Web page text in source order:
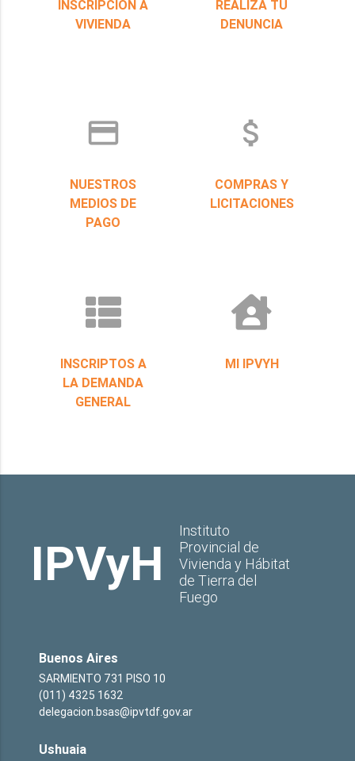
INSCRIPCIÓN A
VIVIENDA
REALIZÁ TU
DENUNCIA
credit_card
NUESTROS
MEDIOS DE
PAGO
attach_money
COMPRAS Y
LICITACIONES
INSCRIPTOS A
LA DEMANDA
GENERAL
MI IPVYH
IPVyH
Instituto
Provincial de
Vivienda y Hábitat
de Tierra del
Fuego
Buenos Aires
SARMIENTO 731 PISO 10
(011) 4325 1632
delegacion.bsas@ipvtdf.gov.ar
Ushuaia